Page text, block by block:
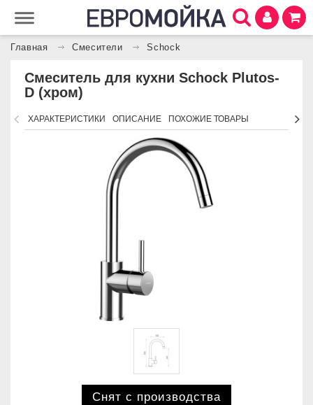
Главная Смесители Schock
Смеситель для кухни Schock Plutos-
D (хром)
ХАРАКТЕРИСТИКИ ОПИСАНИЕ ПОХОЖИЕ ТОВАРЫ
Снят с производства